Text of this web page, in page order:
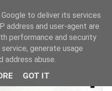
to deliver its services
address and user-agent are
performance and security
generate usage
abuse.
GOT IT